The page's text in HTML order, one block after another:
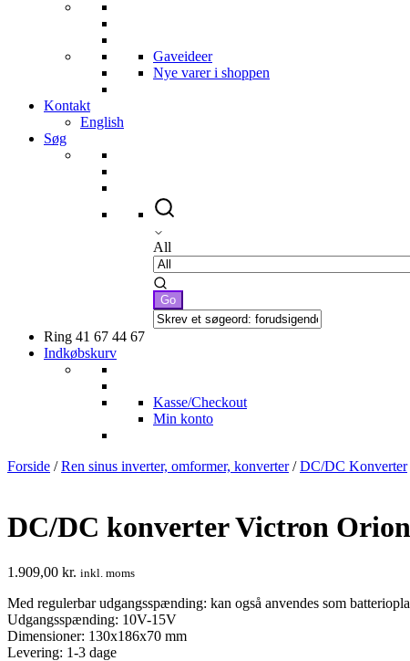
Gaveideer
Nye varer i shoppen
Kontakt
English
Søg
All
Ring 41 67 44 67
Indkøbskurv
Kasse/Checkout
Min konto
Forside /Ren sinus inverter, omformer, konverter/DC/DC Konverter
DC/DC konverter Victron
1.909,00 kr. inkl. moms
Med regulerbar udgangsspænding: kan også anvendes som
Udgangsspænding: 10V-15V
Dimensioner: 130x186x70 mm
Levering: 1-3 dage